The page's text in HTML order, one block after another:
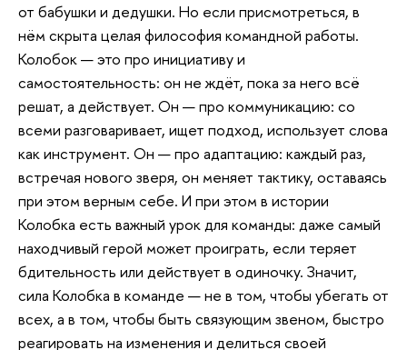
от бабушки и дедушки. Но если присмотреться, в
нём скрыта целая философия командной работы.
Колобок — это про инициативу и
самостоятельность: он не ждёт, пока за него всё
решат, а действует. Он — про коммуникацию: со
всеми разговаривает, ищет подход, использует слова
как инструмент. Он — про адаптацию: каждый раз,
встречая нового зверя, он меняет тактику, оставаясь
при этом верным себе. И при этом в истории
Колобка есть важный урок для команды: даже самый
находчивый герой может проиграть, если теряет
бдительность или действует в одиночку. Значит,
сила Колобка в команде — не в том, чтобы убегать от
всех, а в том, чтобы быть связующим звеном, быстро
реагировать на изменения и делиться своей